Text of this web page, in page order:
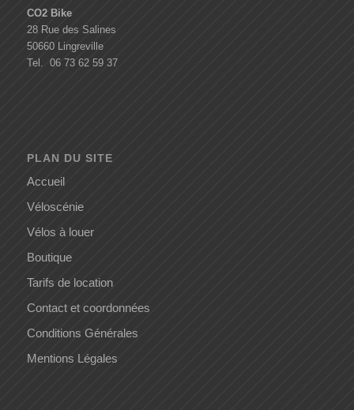
CO2 Bike
28 Rue des Salines
50660 Lingreville
Tel. 06 73 62 59 37
PLAN DU SITE
Accueil
Véloscénie
Vélos à louer
Boutique
Tarifs de location
Contact et coordonnées
Conditions Générales
Mentions Légales